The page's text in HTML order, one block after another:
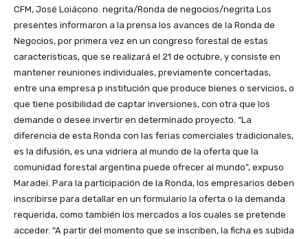
CFM, José Loiácono. negrita/Ronda de negocios/negrita Los
presentes informaron a la prensa los avances de la Ronda de
Negocios, por primera vez en un congreso forestal de estas
características, que se realizará el 21 de octubre, y consiste en
mantener reuniones individuales, previamente concertadas,
entre una empresa p institución que produce bienes o servicios, o
que tiene posibilidad de captar inversiones, con otra que los
demande o desee invertir en determinado proyecto. “La
diferencia de esta Ronda con las ferias comerciales tradicionales,
es la difusión, es una vidriera al mundo de la oferta que la
comunidad forestal argentina puede ofrecer al mundo”, expuso
Maradei. Para la participación de la Ronda, los empresarios deben
inscribirse para detallar en un formulario la oferta o la demanda
requerida, como también los mercados a los cuales se pretende
acceder. “A partir del momento que se inscriben, la ficha es subida